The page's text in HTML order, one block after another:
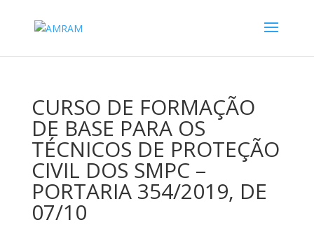
CURSO DE FORMAÇÃO
DE BASE PARA OS
TÉCNICOS DE PROTEÇÃO
CIVIL DOS SMPC –
PORTARIA 354/2019, DE
07/10